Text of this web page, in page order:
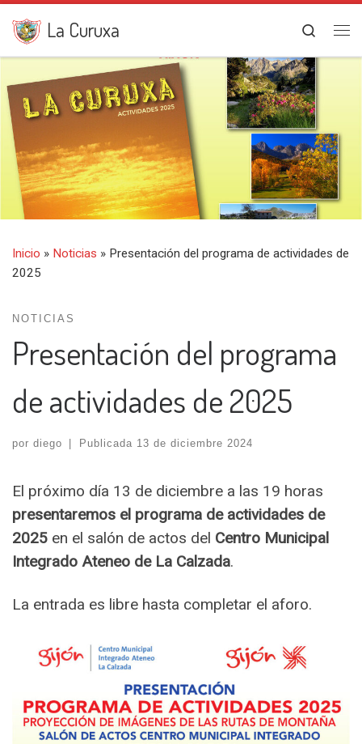
Saltar al contenido
La Curuxa
Search
Inicio » Noticias » Presentación del programa de actividades de
2025
NOTICIAS
Presentación del programa
de actividades de 2025
por diego Publicada 13 de diciembre 2024
El próximo día 13 de diciembre a las 19 horas
presentaremos el programa de actividades de
2025 en el salón de actos del Centro Municipal
Integrado Ateneo de La Calzada.
La entrada es libre hasta completar el aforo.